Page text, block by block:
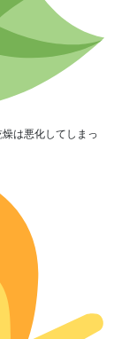
は悪化してしまっ